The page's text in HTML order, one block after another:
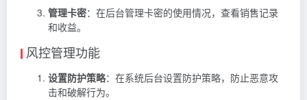
管理卡密：在后台管理卡密的使用情况，查看销售记录
和收益。
风控管理功能
设置防护策略：在系统后台设置防护策略，防止恶意攻
击和破解行为。